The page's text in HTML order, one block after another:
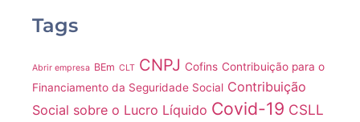
Tags
Abrir empresa BEm CLT CNPJ Cofins Contribuição para o
Financiamento da Seguridade Social Contribuição
Social sobre o Lucro Líquido Covid-19 CSLL